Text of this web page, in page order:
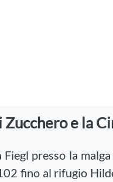
Zucchero e la
Fiegl presso la
fino al rifugio